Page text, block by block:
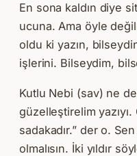
En sona kaldın diye
ucuna. Ama öyle
oldu ki yazın,
işlerini. Bilseydim,
Kutlu Nebi (sav) ne
güzelleştirelim
sadakadır.” der o.
olmalısın. İki yıldır